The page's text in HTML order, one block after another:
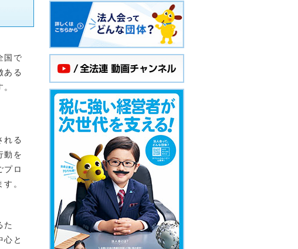
国で
ある
れる
動を
プロ
。
た
心と